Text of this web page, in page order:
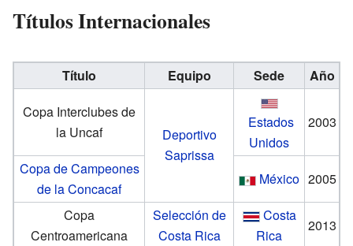
Títulos Internacionales
Título Equipo Sede
Año
Copa Interclubes de
la Uncaf
Deportivo
Saprissa
Estados
Unidos
2003
Copa de Campeones
de la Concacaf
México 2005
Copa
Centroamericana
Selección de
Costa Rica
Costa
Rica
2013